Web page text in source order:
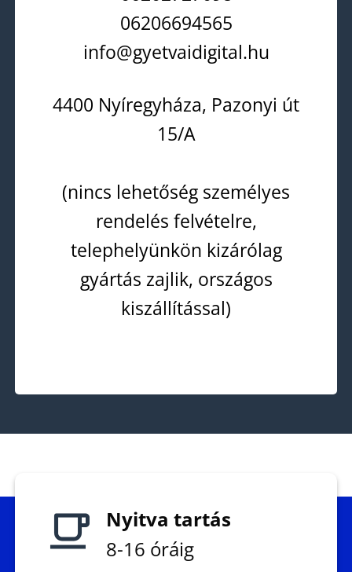
06206694565
info@gyetvaidigital.hu
4400 Nyíregyháza, Pazonyi út
15/A
(nincs lehetőség személyes
rendelés felvételre,
telephelyünkön kizárólag
gyártás zajlik, országos
kiszállítással)
Nyitva tartás
8-16 óráig